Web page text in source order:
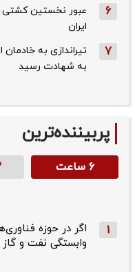
6
عبور نخستین کشتی
ایران
7
تیراندازی به
به شهادت رسید
پربیننده‌ترین
۶ ساعت
1
اگر در حوزه
وابستگی نفت و